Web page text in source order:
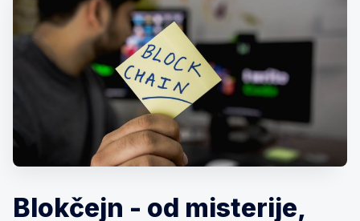
Blokčejn - od misterije,